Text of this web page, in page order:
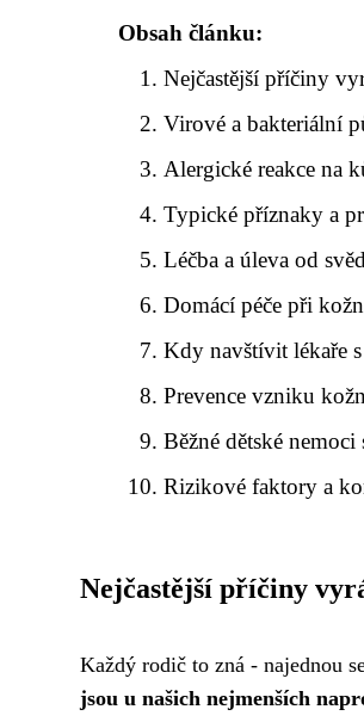
Obsah článku:
Nejčastější příčiny
Virové a bakteriální
Alergické reakce na
Typické příznaky a
Léčba a úleva od
Domácí péče při
Kdy navštívit lékaře
Prevence vzniku
Běžné dětské nemoci
Rizikové faktory a
Nejčastější příčiny
Každý rodič to zná - najednou
jsou u našich nejmenších